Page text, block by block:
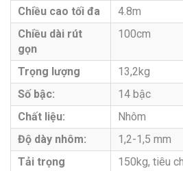
Chiều cao tối đa
4.8m
Chiều dài rút
gọn
100cm
Trọng lượng
13,2kg
Số bậc:
14 bậc
Chất liệu:
Nhôm
Độ dày nhôm:
1,2-1,5 mm
Tải trọng
150kg, tiêu